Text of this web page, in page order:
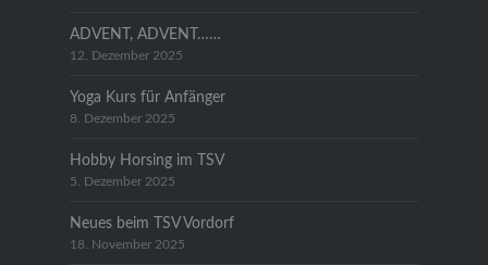
ADVENT, ADVENT……
12. Dezember 2025
Yoga Kurs für Anfänger
8. Dezember 2025
Hobby Horsing im TSV
5. Dezember 2025
Neues beim TSV Vordorf
18. November 2025